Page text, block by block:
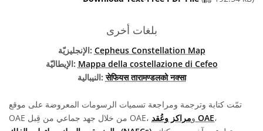
بلغات أخرى
الإنجليزيّة: Cepheus Constellation Map
الإيطاليّة: Mappa della costellazione di Cefeo
النيبالية:सेफियस तारामण्डलको नक्सा
تمّت كتابة وترجمة ومراجعة تسميات الرسومات المعروضة على موقع
OAE من خلال جهد جماعي من قِبل OAE، و مراكز وعُقد OAE،